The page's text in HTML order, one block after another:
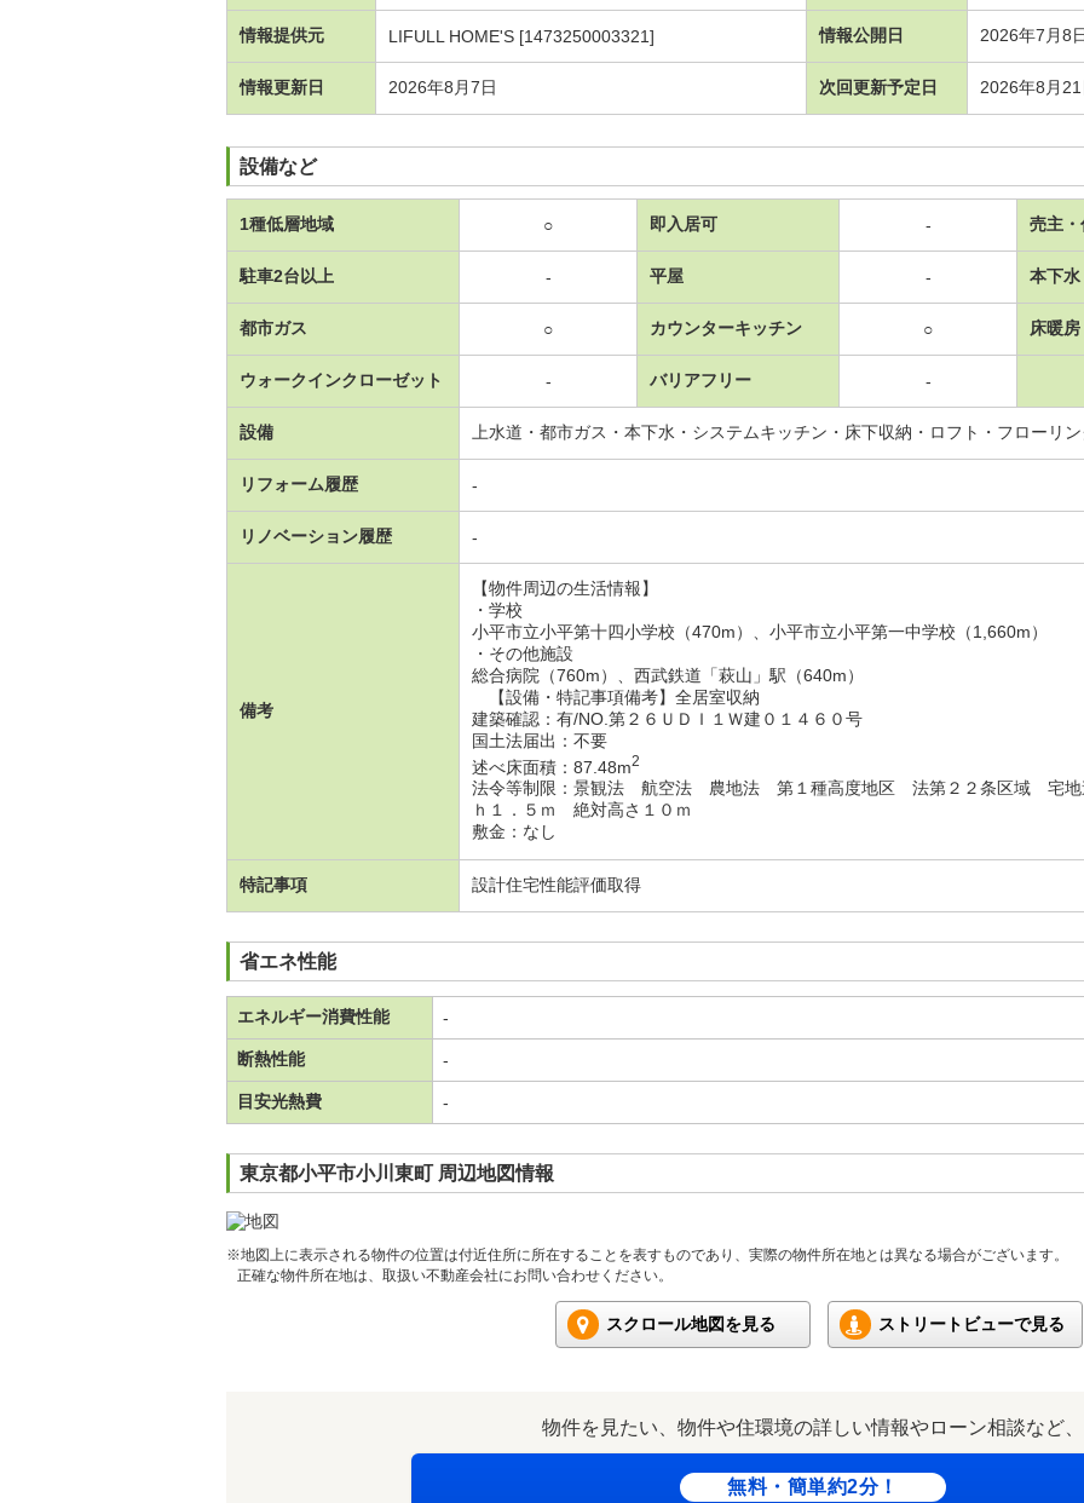
情報提供元 LIFULL HOME'S [1473250003321] 情報公開日 2026年7月8
情報更新日 2026年8月7日 次回更新予定日 2026年8月21
設備など
1種低層地域 ○ 即入居可 - 売主・
駐車2台以上 - 平屋 - 本下水
都市ガス ○ カウンターキッチン ○ 床暖房
ウォークインクローゼット - バリアフリー -
設備 上水道・都市ガス・本下水・システムキッチン・床下収納・ロフト・フローリ
リフォーム履歴 -
リノベーション履歴 -
備考
【物件周辺の生活情報】
・学校
小平市立小平第十四小学校（470m）、小平市立小平第一中学校（1,660m）
・その他施設
総合病院（760m）、西武鉄道「萩山」駅（640m）
【設備・特記事項備考】全居室収納
建築確認：有/NO.第２６ＵＤＩ１Ｗ建０１４６０号
国土法届出：不要
述べ床面積：87.48m2
法令等制限：景観法 航空法 農地法 第１種高度地区 法第２２条区域 宅地
ｈ１．５ｍ 絶対高さ１０ｍ
敷金：なし
特記事項 設計住宅性能評価取得
省エネ性能
エネルギー消費性能 -
断熱性能 -
目安光熱費 -
東京都小平市小川東町 周辺地図情報
※地図上に表示される物件の位置は付近住所に所在することを表すものであり、実際の物件所在地とは異なる場合がございます。
正確な物件所在地は、取扱い不動産会社にお問い合わせください。
スクロール地図を見る ストリートビューで見る
物件を見たい、物件や住環境の詳しい情報やローン相談など、
無料・簡単約2分！